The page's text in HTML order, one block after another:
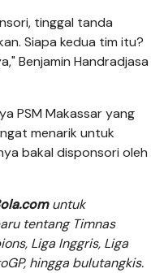
tinggal tanda
Siapa kedua tim itu?
Benjamin Handradjasa
PSM Makassar yang
menarik untuk
bakal disponsori oleh
untuk
tentang Timnas
Liga Inggris, Liga
hingga bulutangkis.